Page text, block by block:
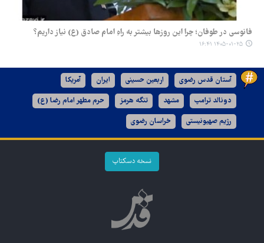
فانوسی در طوفان؛ چرا این روزها بیشتر به راهِ امام صادق (ع) نیاز داریم؟
۱۴۰۵-۰۱-۲۵ ۱۶:۴۱
آستان قدس رضوی اربعین حسینی ایران آمریکا
دونالد ترامپ مشهد تنگه هرمز حرم مطهر امام رضا (ع)
رژیم صهیونیستی خراسان رضوی
نسخه دسکتاپ